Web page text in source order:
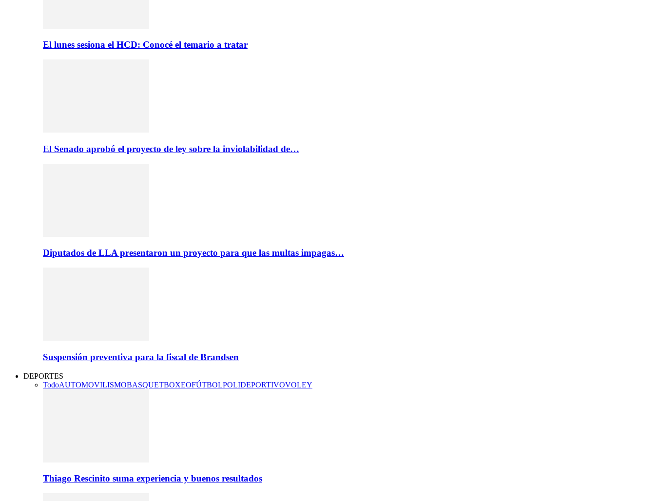
El lunes sesiona el HCD: Conocé el temario a tratar
El Senado aprobó el proyecto de ley sobre la inviolabilidad de…
Diputados de LLA presentaron un proyecto para que las multas impagas…
Suspensión preventiva para la fiscal de Brandsen
DEPORTES
TodoAUTOMOVILISMOBASQUETBOXEOFÚTBOLPOLIDEPORTIVOVOLEY
Thiago Rescinito suma experiencia y buenos resultados